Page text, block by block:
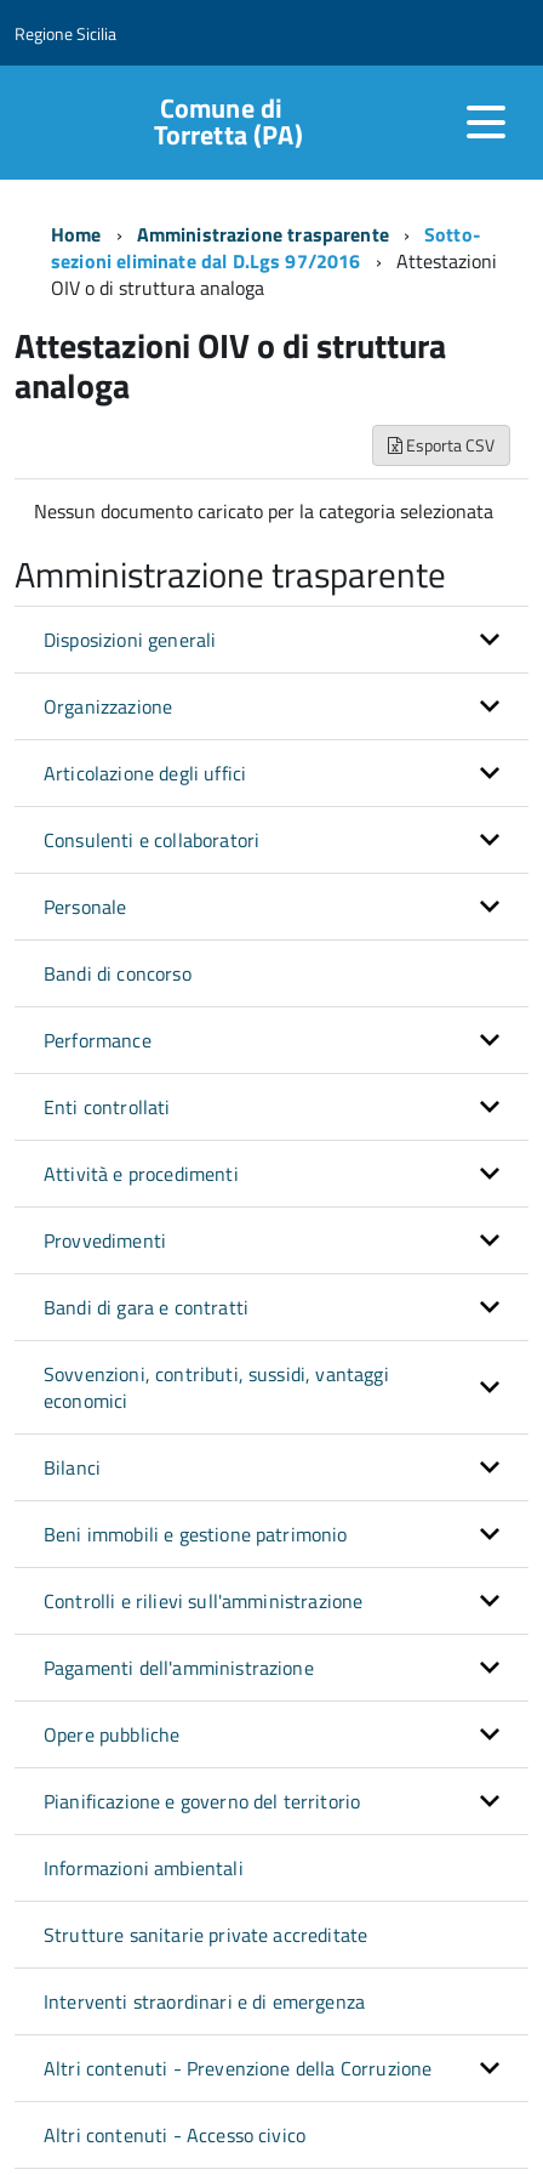
Regione Sicilia
Comune di
Torretta (PA)
Home Amministrazione trasparente
Sotto-
sezioni eliminate dal D.Lgs 97/2016
Attestazioni
OIV o di struttura analoga
Attestazioni OIV o di struttura
analoga
Esporta CSV
Nessun documento caricato per la categoria selezionata
Amministrazione trasparente
Disposizioni generali
Organizzazione
Articolazione degli uffici
Consulenti e collaboratori
Personale
Bandi di concorso
Performance
Enti controllati
Attività e procedimenti
Provvedimenti
Bandi di gara e contratti
Sovvenzioni, contributi, sussidi, vantaggi
economici
Bilanci
Beni immobili e gestione patrimonio
Controlli e rilievi sull'amministrazione
Pagamenti dell'amministrazione
Opere pubbliche
Pianificazione e governo del territorio
Informazioni ambientali
Strutture sanitarie private accreditate
Interventi straordinari e di emergenza
Altri contenuti - Prevenzione della Corruzione
Altri contenuti - Accesso civico